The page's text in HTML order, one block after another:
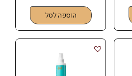
הוספה לסל